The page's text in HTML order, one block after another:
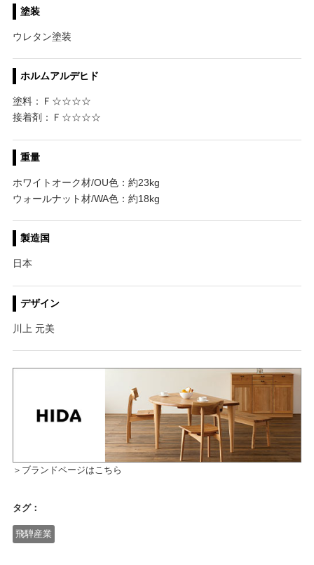
塗装
ウレタン塗装
ホルムアルデヒド
塗料：Ｆ☆☆☆☆
接着剤：Ｆ☆☆☆☆
重量
ホワイトオーク材/OU色：約23kg
ウォールナット材/WA色：約18kg
製造国
日本
デザイン
川上 元美
＞ブランドページはこちら
タグ：
飛騨産業